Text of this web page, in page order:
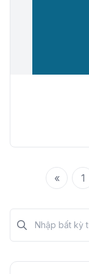
« 1
Tìm kiếm?>